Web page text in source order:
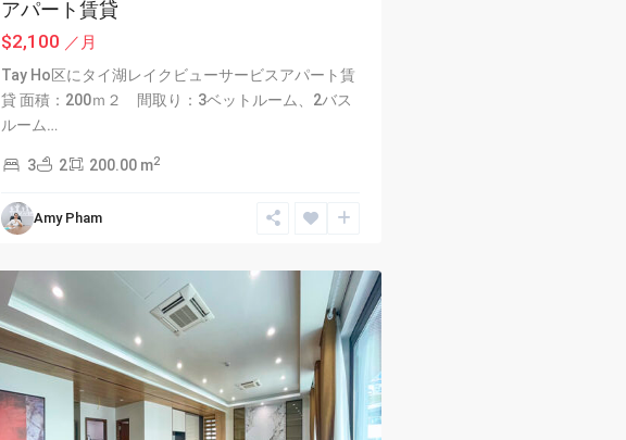
アパート賃貸
$2,100 ／月
Tay Ho区にタイ湖レイクビューサービスアパート賃
貸 面積：200ｍ２ 間取り：3ベットルーム、2バス
ルーム…
3 2 200.00 m2
Amy Pham
Tay
-
West
Lake,